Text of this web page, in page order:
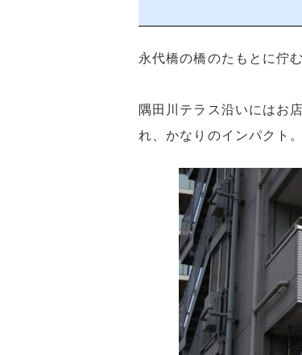
永代橋の橋のたもとに佇
隅田川テラス沿いにはお
れ、かなりのインパクト。